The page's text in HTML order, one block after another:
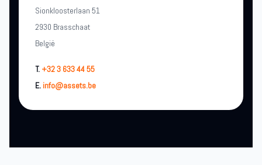
Sionkloosterlaan 51
2930 Brasschaat
België
T. +32 3 633 44 55
E. info@assets.be